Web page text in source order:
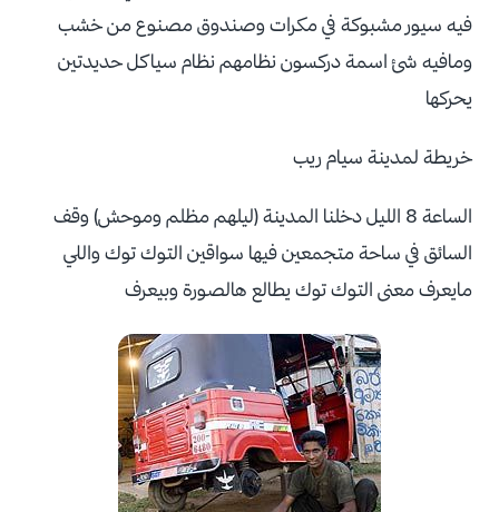
فيه سيور مشبوكة في مكرات وصندوق مصنوع من خشب
ومافيه شئ اسمة دركسون نظامهم نظام سياكل حديدتين
يحركها
خريطة لمدينة سيام ريب
الساعة 8 الليل دخلنا المدينة (ليلهم مظلم وموحش) وقف
السائق في ساحة متجمعين فيها سواقين التوك توك واللي
مايعرف معنى التوك توك يطالع هالصورة وبيعرف